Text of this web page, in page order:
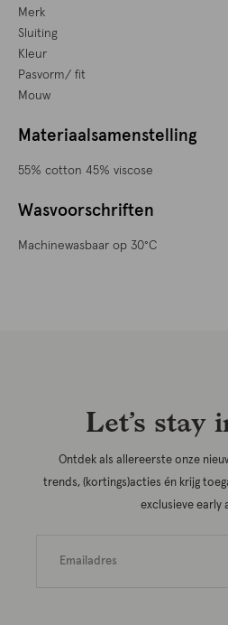
Merk
Sluiting
Kleur
Pasvorm/ fit
Mouw
Materiaalsamenstelling
55% cotton 45% viscose
Wasvoorschriften
Machinewasbaar op 30°C
Let’s stay
Ontdek als allereerste onze
trends, (kortings)acties én krijg
exclusieve early